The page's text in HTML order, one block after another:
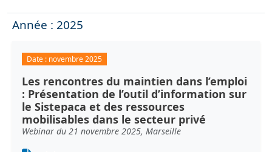
Année : 2025
Date : novembre 2025
Les rencontres du maintien dans l’emploi
: Présentation de l’outil d’information sur
le Sistepaca et des ressources
mobilisables dans le secteur privé
Webinar du 21 novembre 2025, Marseille